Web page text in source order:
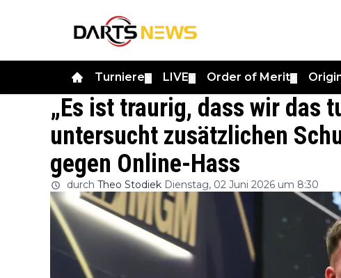
Turniere LIVE Order of Merit
„Es ist traurig, dass wir das
untersucht zusätzlichen
gegen Online-Hass
durch Theo Stodiek Dienstag, 02 Juni 2026 um 8:30